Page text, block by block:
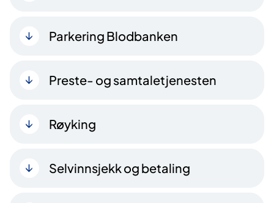
Parkering Blodbanken
Preste- og samtaletjenesten
Røyking
Selvinnsjekk og betaling